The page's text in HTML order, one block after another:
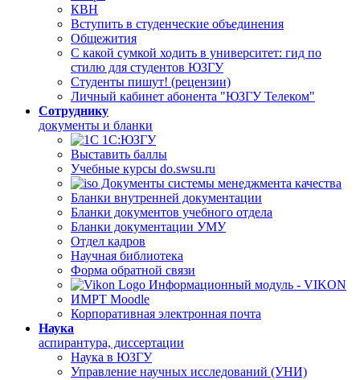
КВН
Вступить в студенческие объединения
Общежития
С какой сумкой ходить в университет: гид по
стилю для студентов ЮЗГУ
Студенты пишут! (рецензии)
Личный кабинет абонента "ЮЗГУ Телеком"
Сотруднику
документы и бланки
1С:ЮЗГУ
Выставить баллы
Учебные курсы do.swsu.ru
Документы системы менеджмента качества
Бланки внутренней документации
Бланки документов учебного отдела
Бланки документации УМУ
Отдел кадров
Научная библиотека
Форма обратной связи
Информационный модуль - VIKON
ИМРТ Moodle
Корпоративная электронная почта
Наука
аспирантура, диссертации
Наука в ЮЗГУ
Управление научных исследований (УНИ)